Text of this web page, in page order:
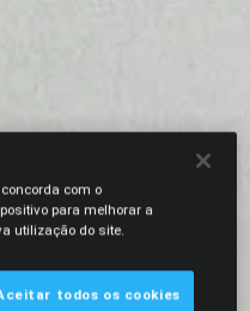
com o
para melhorar a
utilização do site.
todos os cookies